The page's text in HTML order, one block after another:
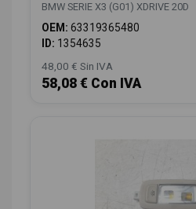
BMW SERIE X3 (G01) XDRIVE 20D
OEM: 63319365480
ID: 1354635
48,00 € Sin IVA
58,08 € Con IVA